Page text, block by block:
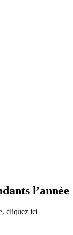
l’année
cliquez ici